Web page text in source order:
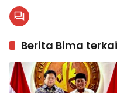
Berita Bima